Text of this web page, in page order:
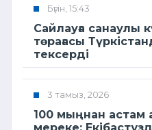
Бүгін, 15:43
Сайлауға санаулы
төрағасы
тексерді
3 тамыз, 2026
100 мыңнан астам
мереке: